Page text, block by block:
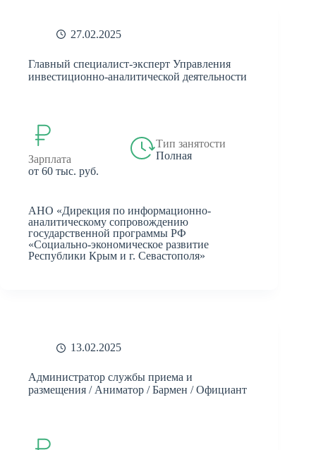
27.02.2025
Главный специалист-эксперт Управления
инвестиционно-аналитической деятельности
Зарплата
от 60 тыс. руб.
Тип занятости
Полная
АНО «Дирекция по информационно-
аналитическому сопровождению
государственной программы РФ
«Социально-экономическое развитие
Республики Крым и г. Севастополя»
13.02.2025
Администратор службы приема и
размещения / Аниматор / Бармен / Официант